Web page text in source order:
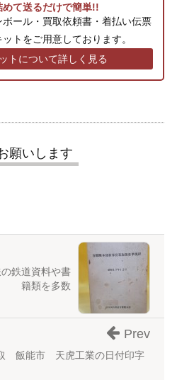
て送るだけで簡単!!
ール・買取依頼書・着払い伝票
トをご用意しております。
トについて詳しく見る
願いします
鉄道資料や書
籍類を多数
飯能市 天虎工業の日付印字
Prev